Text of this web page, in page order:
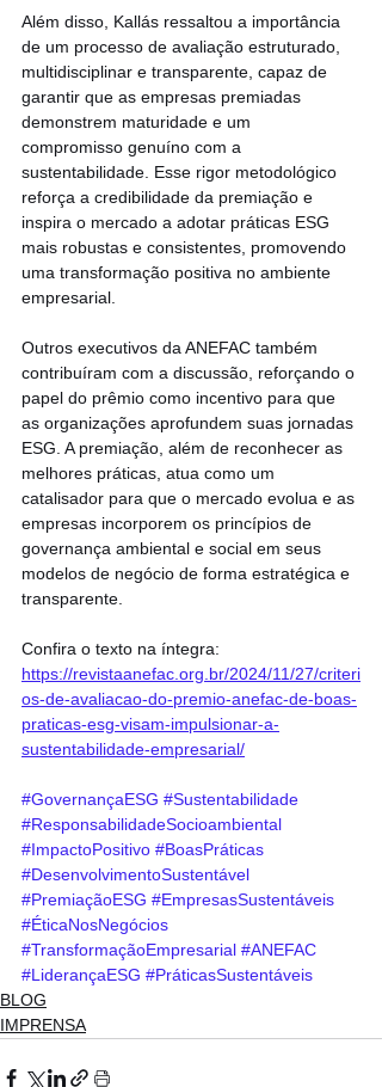
Além disso, Kallás ressaltou a importância
de um processo de avaliação estruturado,
multidisciplinar e transparente, capaz de
garantir que as empresas premiadas
demonstrem maturidade e um
compromisso genuíno com a
sustentabilidade. Esse rigor metodológico
reforça a credibilidade da premiação e
inspira o mercado a adotar práticas ESG
mais robustas e consistentes, promovendo
uma transformação positiva no ambiente
empresarial.
Outros executivos da ANEFAC também
contribuíram com a discussão, reforçando o
papel do prêmio como incentivo para que
as organizações aprofundem suas jornadas
ESG. A premiação, além de reconhecer as
melhores práticas, atua como um
catalisador para que o mercado evolua e as
empresas incorporem os princípios de
governança ambiental e social em seus
modelos de negócio de forma estratégica e
transparente.
Confira o texto na íntegra:
https://revistaanefac.org.br/2024/11/27/criteri
os-de-avaliacao-do-premio-anefac-de-boas-
praticas-esg-visam-impulsionar-a-
sustentabilidade-empresarial/
#GovernançaESG #Sustentabilidade
#ResponsabilidadeSocioambiental
#ImpactoPositivo #BoasPráticas
#DesenvolvimentoSustentável
#PremiaçãoESG #EmpresasSustentáveis
#ÉticaNosNegócios
#TransformaçãoEmpresarial #ANEFAC
#LiderançaESG #PráticasSustentáveis
BLOG
IMPRENSA